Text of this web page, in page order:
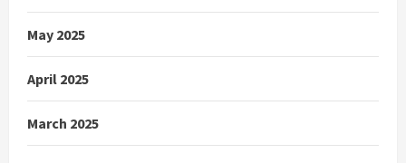
May 2025
April 2025
March 2025